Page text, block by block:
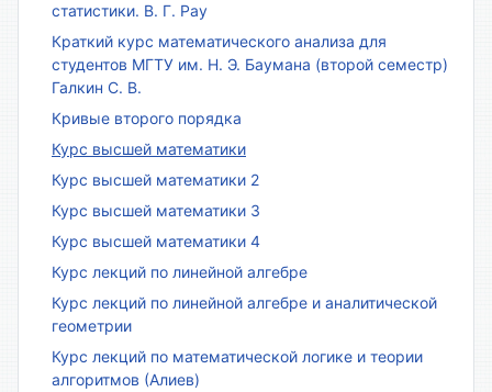
статистики. В. Г. Рау
Краткий курс математического анализа для
студентов МГТУ им. Н. Э. Баумана (второй семестр)
Галкин С. В.
Кривые второго порядка
Курс высшей математики
Курс высшей математики 2
Курс высшей математики 3
Курс высшей математики 4
Курс лекций по линейной алгебре
Курс лекций по линейной алгебре и аналитической
геометрии
Курс лекций по математической логике и теории
алгоритмов (Алиев)